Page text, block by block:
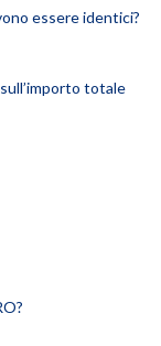
essere identici?
totale